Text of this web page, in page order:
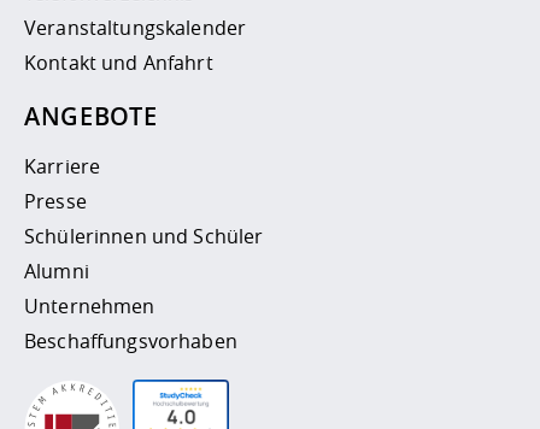
Veranstaltungskalender
Kontakt und Anfahrt
ANGEBOTE
Karriere
Presse
Schülerinnen und Schüler
Alumni
Unternehmen
Beschaffungsvorhaben